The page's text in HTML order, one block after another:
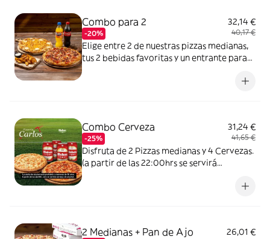
Combo para 2
-20%
32,14 €
40,17 €
Elige entre 2 de nuestras pizzas medianas,
tus 2 bebidas favoritas y un entrante para
Combo Cerveza
-25%
31,24 €
41,65 €
Disfruta de 2 Pizzas medianas y 4 Cervezas.
(a partir de las 22:00hrs se servirá
2 Medianas + Pan de Ajo 26,01 €